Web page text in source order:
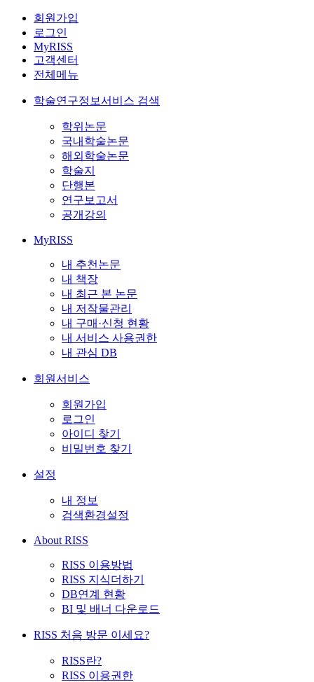
회원가입
로그인
MyRISS
고객센터
전체메뉴
학술연구정보서비스 검색
학위논문
국내학술논문
해외학술논문
학술지
단행본
연구보고서
공개강의
MyRISS
내 추천논문
내 책장
내 최근 본 논문
내 저작물관리
내 구매·신청 현황
내 서비스 사용권한
내 관심 DB
회원서비스
회원가입
로그인
아이디 찾기
비밀번호 찾기
설정
내 정보
검색환경설정
About RISS
RISS 이용방법
RISS 지식더하기
DB연계 현황
BI 및 배너 다운로드
RISS 처음 방문 이세요?
RISS란?
RISS 이용권한